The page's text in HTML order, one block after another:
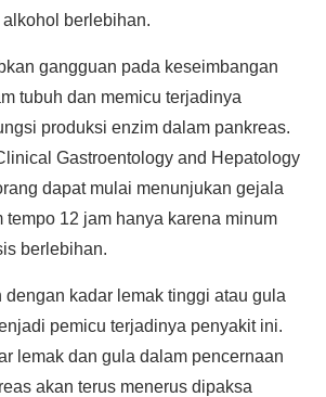
berlebihan.
gangguan pada keseimbangan
tubuh dan memicu terjadinya
produksi enzim dalam pankreas.
Gastroentology and Hepatology
dapat mulai menunjukan gejala
tempo 12 jam hanya karena minum
berlebihan.
dengan kadar lemak tinggi atau gula
pemicu terjadinya penyakit ini.
lemak dan gula dalam pencernaan
akan terus menerus dipaksa